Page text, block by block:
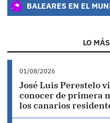
BALEARES EN EL
LO
01/08/2026
José Luis Perestelo
conocer de primera
los canarios